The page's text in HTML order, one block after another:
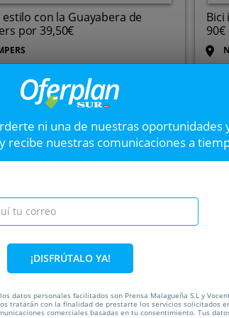
estilo con la Guayabera de
por 39,50€
30 Sep 2
VER OFERTA
Bici
90€
Freidora de aire
1700 W
¡Cocina platos deliciosos
para toda la familia!
ni una de nuestras oportunidades
recibe nuestras comunicaciones a
¡DISFRÚTALO YA!
datos personales facilitados son Prensa Malagueña S.L y
tratarán con la finalidad de prestarte los servicios solicitados
comerciales basadas en tu consentimiento. Tus